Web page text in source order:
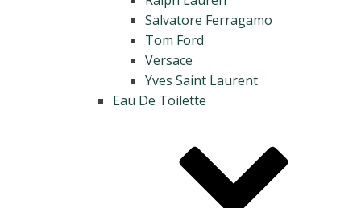
Salvatore Ferragamo
Tom Ford
Versace
Yves Saint Laurent
Eau De Toilette